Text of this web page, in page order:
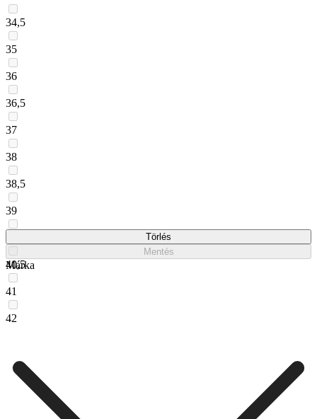
34,5
35
36
36,5
37
38
38,5
39
40,5
41
42
Törlés
Mentés
Márka